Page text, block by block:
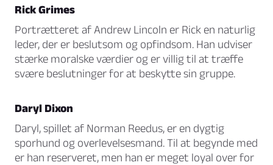
Rick Grimes
Portrætteret af Andrew Lincoln er Rick en naturlig
leder, der er beslutsom og opfindsom. Han udviser
stærke moralske værdier og er villig til at træffe
svære beslutninger for at beskytte sin gruppe.
Daryl Dixon
Daryl, spillet af Norman Reedus, er en dygtig
sporhund og overlevelsesmand. Til at begynde med
er han reserveret, men han er meget loyal over for